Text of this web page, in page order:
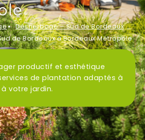
Désherbage – Sud de Bordeaux
de Bordeaux à Bordeaux Métropole
productif et esthétique
de plantation adaptés à
votre jardin.